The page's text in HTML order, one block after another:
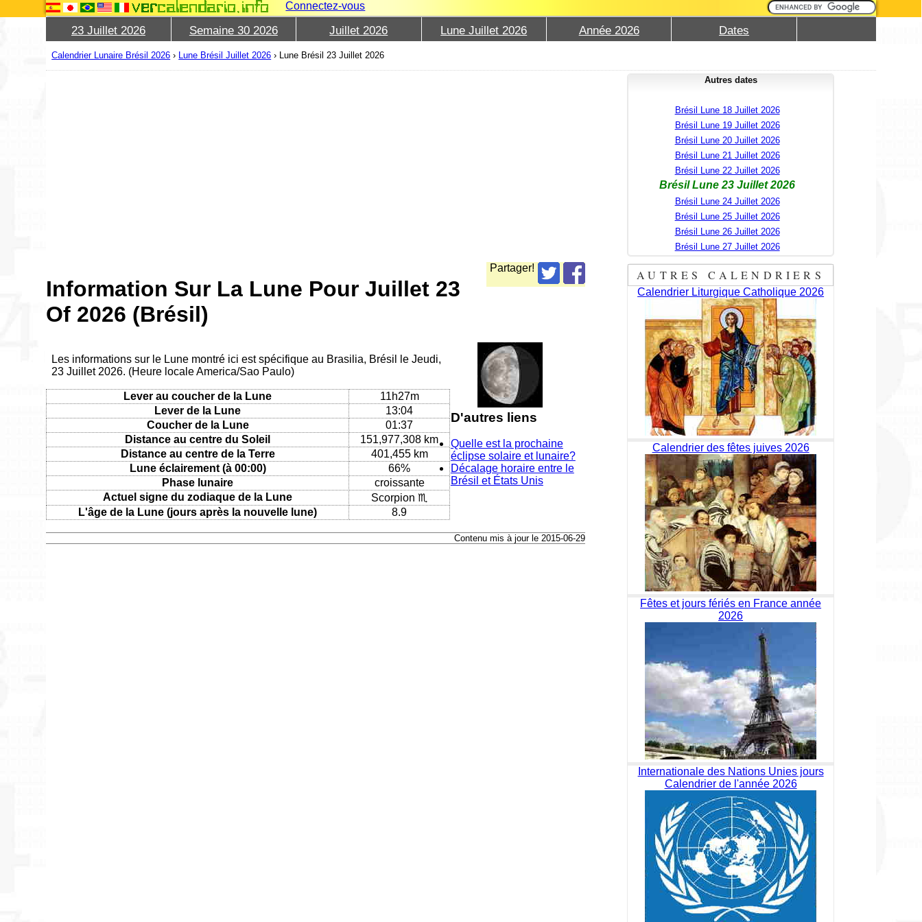
Connectez-vous
23 Juillet 2026 Semaine 30 2026 Juillet 2026 Lune Juillet 2026 Année 2026 Dates
Calendrier Lunaire Brésil 2026 › Lune Brésil Juillet 2026 › Lune Brésil 23 Juillet 2026
Partager!
Information Sur La Lune Pour Juillet 23
Of 2026 (Brésil)
Les informations sur le Lune montré ici est spécifique au Brasilia, Brésil le Jeudi,
23 Juillet 2026. (Heure locale America/Sao Paulo)
Lever au coucher de la Lune
11h27m
Lever de la Lune
13:04
Coucher de la Lune
01:37
Distance au centre du Soleil
151,977,308 km
Distance au centre de la Terre
401,455 km
Lune éclairement (à 00:00)
66%
Phase lunaire
croissante
Actuel signe du zodiaque de la Lune
Scorpion ♏
L'âge de la Lune (jours après la nouvelle lune)
8.9
D'autres liens
Quelle est la prochaine
éclipse solaire et lunaire?
Décalage horaire entre le
Brésil et États Unis
Contenu mis à jour le 2015-06-29
Autres dates
Brésil Lune 18 Juillet 2026
Brésil Lune 19 Juillet 2026
Brésil Lune 20 Juillet 2026
Brésil Lune 21 Juillet 2026
Brésil Lune 22 Juillet 2026
Brésil Lune 23 Juillet 2026
Brésil Lune 24 Juillet 2026
Brésil Lune 25 Juillet 2026
Brésil Lune 26 Juillet 2026
Brésil Lune 27 Juillet 2026
AUTRES CALENDRIERS
Calendrier Liturgique Catholique 2026
Calendrier des fêtes juives 2026
Fêtes et jours fériés en France année
2026
Internationale des Nations Unies jours
Calendrier de l'année 2026